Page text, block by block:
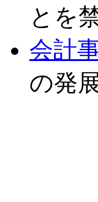
とを
会計
の発